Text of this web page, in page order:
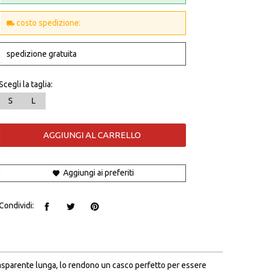
costo spedizione:
spedizione gratuita
la taglia:
S
L
AGGIUNGI AL CARRELLO
Aggiungi ai preferiti
lunga, lo rendono un casco perfetto per essere